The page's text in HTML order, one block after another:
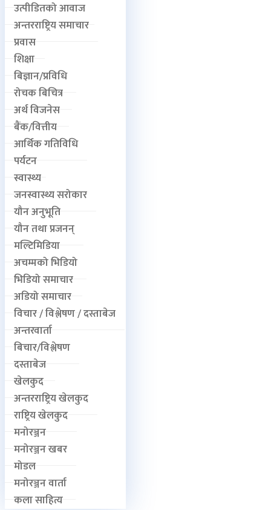
उत्पीडितको आवाज
अन्तरराष्ट्रिय समाचार
प्रवास
शिक्षा
बिज्ञान/प्रविधि
रोचक बिचित्र
अर्थ विजनेस
बैंक/वित्तीय
आर्थिक गतिविधि
पर्यटन
स्वास्थ्य
जनस्वास्थ्य सरोकार
यौन अनुभूति
यौन तथा प्रजनन्
मल्टिमिडिया
अचम्मको भिडियो
भिडियो समाचार
अडियो समाचार
विचार / विश्लेषण / दस्ताबेज
अन्तरवार्ता
बिचार/विश्लेषण
दस्ताबेज
खेलकुद
अन्तरराष्ट्रिय खेलकुद
राष्ट्रिय खेलकुद
मनोरञ्जन
मनोरञ्जन खबर
मोडल
मनोरञ्जन वार्ता
कला साहित्य